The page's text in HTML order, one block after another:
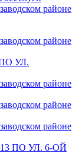
районе
районе
УЛ.
районе
районе
районе
ПО УЛ. 6-ОЙ